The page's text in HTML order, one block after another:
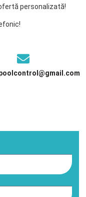
personalizată!